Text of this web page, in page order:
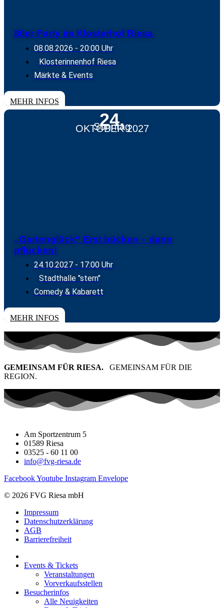
80er Party im Klosterhof Riesa
08.08.2026 - 20:00 Uhr
Klosterinnenhof Riesa
Märkte & Events
TICKETS
MEHR INFOS
24.
OKTOBER 2027
Sonntag
„Gartenglück“ Erst bücken – dann
pflücken!
24.10.2027 - 17:00 Uhr
Stadthalle "stern"
Comedy & Kabarett
TICKETS
MEHR INFOS
GEMEINSAM FÜR RIESA. GEMEINSAM FÜR DIE
REGION.
Am Sportzentrum 5
01589 Riesa
03525 - 60 11 00
info@fvg-riesa.de
FacebookYoutube Instagram Envelope
© 2026 FVG Riesa mbH
Impressum
Datenschutzerklärung
AGB
Barrierefreiheit
Events & Tickets
Veranstaltungen
Vorverkaufsstellen
Besucherinfos
Alle Neuigkeiten